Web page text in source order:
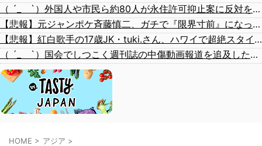
（ ´_ゝ`）外国人や市民ら約80人が永住許可抑止案に反対を訴え「選別、差別の作業」「国会審議も経ずいきなり厳格化する国に誰が来ますか！」「今すぐ撤回を」
【悲報】元ジャンポケ斉藤慎二、ガチで『限界寸前』になってしまう・・・・・
【悲報】紅白歌手の17歳JK・tuki.さん、ハワイで超絶スタイルを晒すも『顔だけ頑なに隠す』ムーブを継続へｗｗｗｗ
（ ´_ゝ`）国会でしつこく週刊誌の中傷動画報道を追及した立憲議員、自身への誹謗中傷・苦情電話被害を訴え「総理に疑問を質す、当然のことをしただけ」「日本の民主主義の危機」
HOME > アジア >